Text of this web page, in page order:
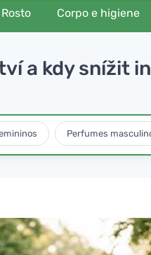
Rosto Corpo e higiene
a kdy snížit
Perfumes